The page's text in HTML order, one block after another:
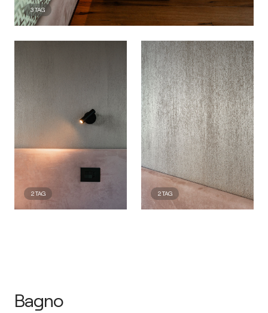
3TAG
2TAG 2TAG
Bagno